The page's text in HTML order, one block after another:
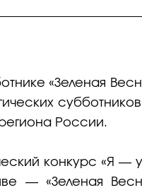
«Зеленая
России.
конкурс «Я —
— «Зеленая